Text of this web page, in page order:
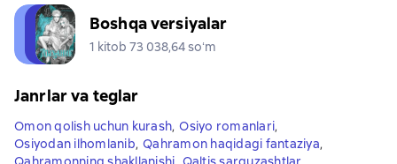
Boshqa versiyalar
1 kitob 73 038,64 soʻm
Janrlar va teglar
Omon qolish uchun kurash, Osiyo romanlari,
Osiyodan ilhomlanib, Qahramon haqidagi fantaziya,